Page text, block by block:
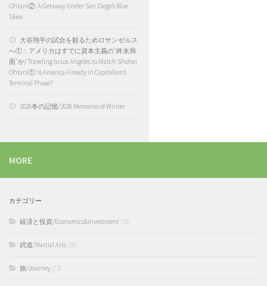
Ohtani②: A Getaway Under San Diego’s Blue
Skies
大谷翔平の試合を観るためロサンゼルス
へ①：アメリカはすでに資本主義の“終末局
面”か/ Traveling to Los Angeles to Watch Shohei
Ohtani①: Is America Already in Capitalism’s
Terminal Phase?
2026冬の記憶/2026 Memories of Winter
MORE
カテゴリー
経済と投資/Economics&Investment (29)
武道/Martial Arts (38)
旅/Journey (73)